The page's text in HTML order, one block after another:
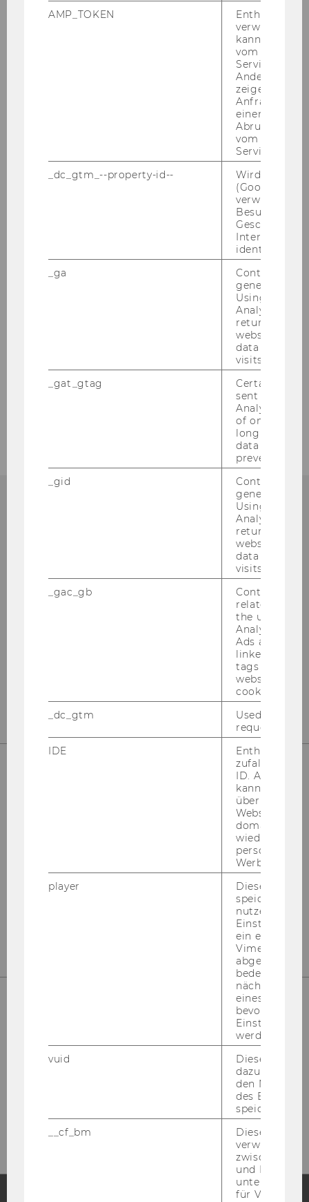
Defensio der Dissertation von Katharina
Defensio der Dissertation von MMag. Eva
Burgstaller
Antrittsvorlesung von Prof. Pasquale
Begrüßung unseres Siemens-Research-
Vorlesung zum Europäischen Steuerrecht
in Lausanne/Schweiz am 10. Februar 2006
Vernisage
Internationales Steuerrecht
UNSERE SOCIAL MEDIA KANÄLE
Bitte klicken Sie hier um sich für
den Newsletter anzumelden!
AMP_TOKEN
Enthält ein
verwendet
kann, um
vom AMP-
Service
Andere
zeigen Opt-
Anfrage im
einen Fehler
Abrufen
vom AMP
Service an.
_dc_gtm_--property-id--
Wird von
(Google Tag
verwendet,
Besucher
Geschlecht
Interessen zu
identifizieren.
_ga
Contains a
generated
Using this
Analytics can
returning
website and
data from
visits.
_gat_gtag
Certain data
sent to
Analytics a
of once per
long as it is
data
prevented.
_gid
Contains a
generated
Using this
Analytics can
returning
website and
data from
visits.
_gac_gb
Contains
related
the user. If
Analytics and
Ads accounts
linked, the
tags on the
website read
cookie.
_dc_gtm
Used to
request rate.
IDE
Enthält eine
ID. Anhand
kann Google
über
Websites
Werbung
player
Dieses Cookie
speichert
ein
Vimeo-Video
abgespielt
bedeutet,
nächsten
eines Vimeo-
bevorzugten
werden.
vuid
Dieser
dazu
den
des
speichern.
__cf_bm
Dieses
verwendet,
zwischen
und Bots zu
für Vimeo